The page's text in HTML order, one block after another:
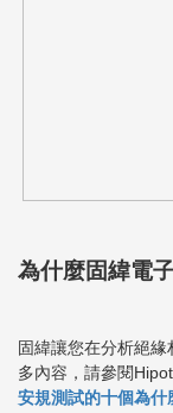
為什麼固緯電
固緯讓您在分析絕
多內容，請參閱
安規測試的十個為什